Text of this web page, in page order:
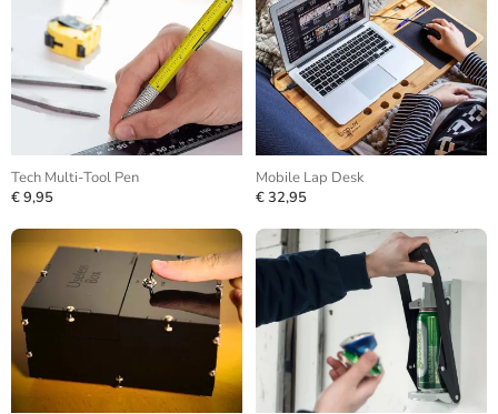
Tech Multi-Tool Pen
€ 9,95
Mobile Lap Desk
€ 32,95